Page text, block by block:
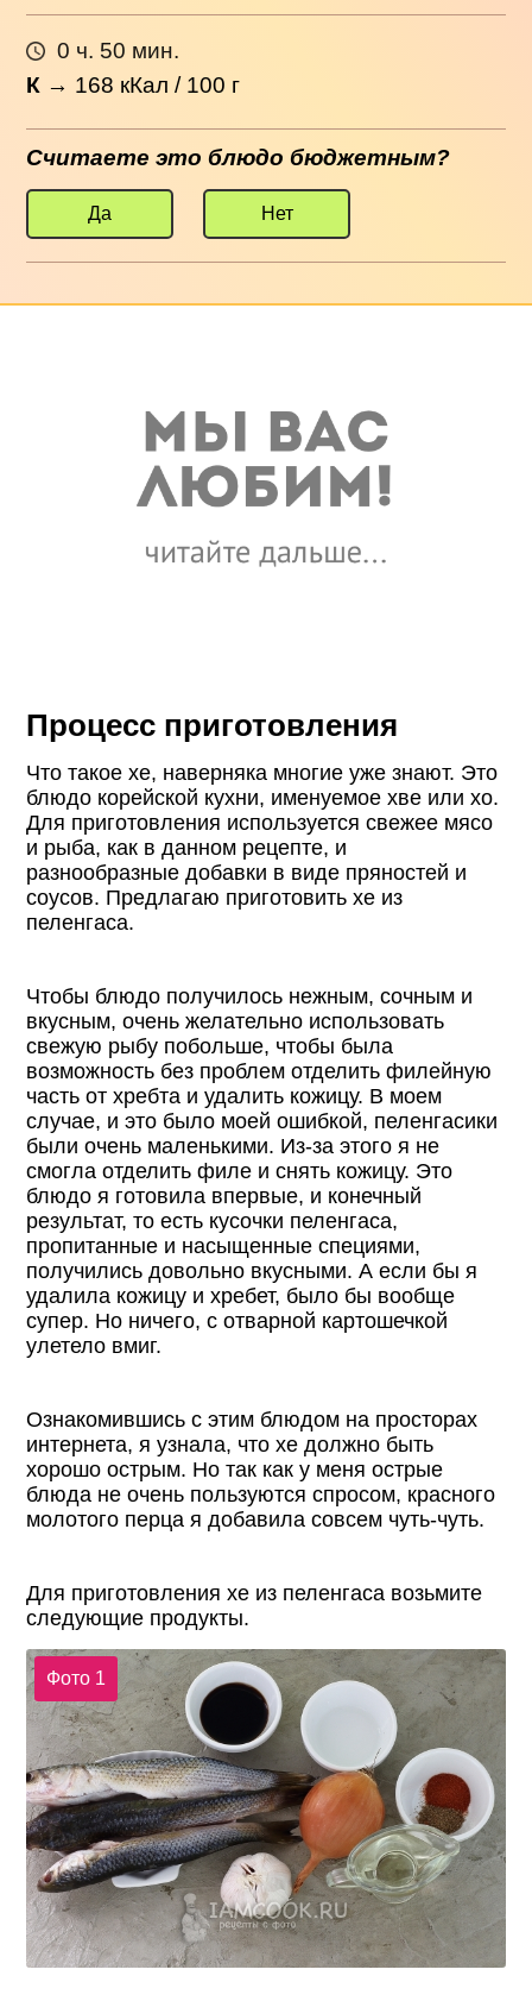
0 ч. 50 мин.
К → 168 кКал / 100 г
Считаете это блюдо бюджетным?
Да Нет
Процесс приготовления
Что такое хе, наверняка многие уже знают. Это
блюдо корейской кухни, именуемое хве или хо.
Для приготовления используется свежее мясо
и рыба, как в данном рецепте, и
разнообразные добавки в виде пряностей и
соусов. Предлагаю приготовить хе из
пеленгаса.
Чтобы блюдо получилось нежным, сочным и
вкусным, очень желательно использовать
свежую рыбу побольше, чтобы была
возможность без проблем отделить филейную
часть от хребта и удалить кожицу. В моем
случае, и это было моей ошибкой, пеленгасики
были очень маленькими. Из-за этого я не
смогла отделить филе и снять кожицу. Это
блюдо я готовила впервые, и конечный
результат, то есть кусочки пеленгаса,
пропитанные и насыщенные специями,
получились довольно вкусными. А если бы я
удалила кожицу и хребет, было бы вообще
супер. Но ничего, с отварной картошечкой
улетело вмиг.
Ознакомившись с этим блюдом на просторах
интернета, я узнала, что хе должно быть
хорошо острым. Но так как у меня острые
блюда не очень пользуются спросом, красного
молотого перца я добавила совсем чуть-чуть.
Для приготовления хе из пеленгаса возьмите
следующие продукты.
Фото 1